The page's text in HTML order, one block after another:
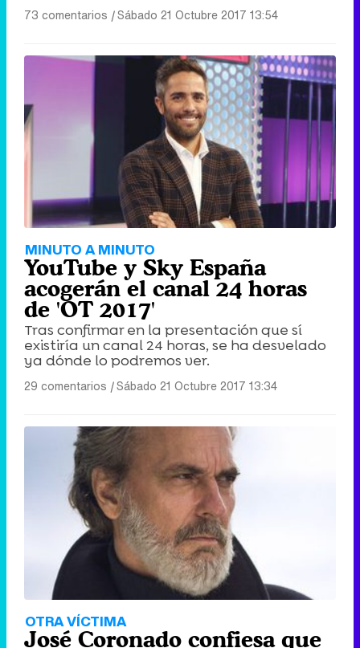
73 comentarios |Sábado 21 Octubre 2017 13:54
MINUTO A MINUTO
YouTube y Sky España
acogerán el canal 24 horas
de 'OT 2017'
Tras confirmar en la presentación que sí
existiría un canal 24 horas, se ha desvelado
ya dónde lo podremos ver.
29 comentarios |Sábado 21 Octubre 2017 13:34
OTRA VÍCTIMA
José Coronado confiesa que